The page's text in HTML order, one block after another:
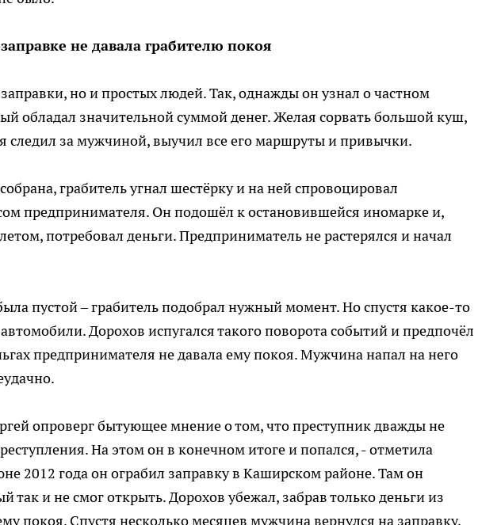
не давала грабителю покоя
но и простых людей. Так, однажды он узнал о частном
обладал значительной суммой денег. Желая сорвать большой куш,
следил за мужчиной, выучил все его маршруты и привычки.
грабитель угнал шестёрку и на ней спровоцировал
предпринимателя. Он подошёл к остановившейся иномарке и,
потребовал деньги. Предприниматель не растерялся и начал
пустой – грабитель подобрал нужный момент. Но спустя какое-то
Дорохов испугался такого поворота событий и предпочёл
предпринимателя не давала ему покоя. Мужчина напал на него
опроверг бытующее мнение о том, что преступник дважды не
На этом он в конечном итоге и попался, - отметила
2012 года он ограбил заправку в Каширском районе. Там он
так и не смог открыть. Дорохов убежал, забрав только деньги из
покоя. Спустя несколько месяцев мужчина вернулся на заправку,